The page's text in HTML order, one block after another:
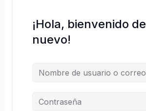
¡Hola, bienvenido de
nuevo!